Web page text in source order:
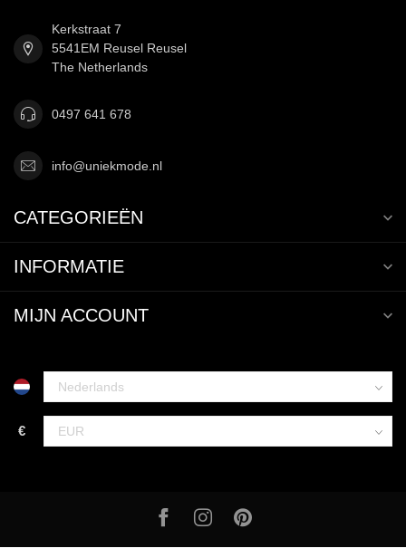
Kerkstraat 7
5541EM Reusel Reusel
The Netherlands
0497 641 678
info@uniekmode.nl
CATEGORIEËN
INFORMATIE
MIJN ACCOUNT
€